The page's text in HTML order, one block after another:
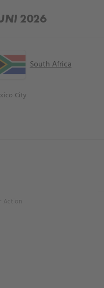
2026
South Africa
City
Action